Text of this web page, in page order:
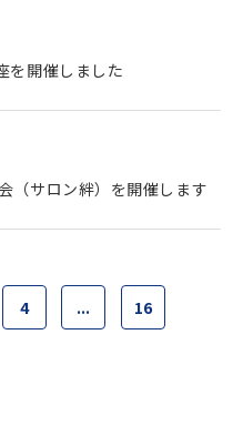
を開催しました
（サロン絆）を開催します
4 ... 16